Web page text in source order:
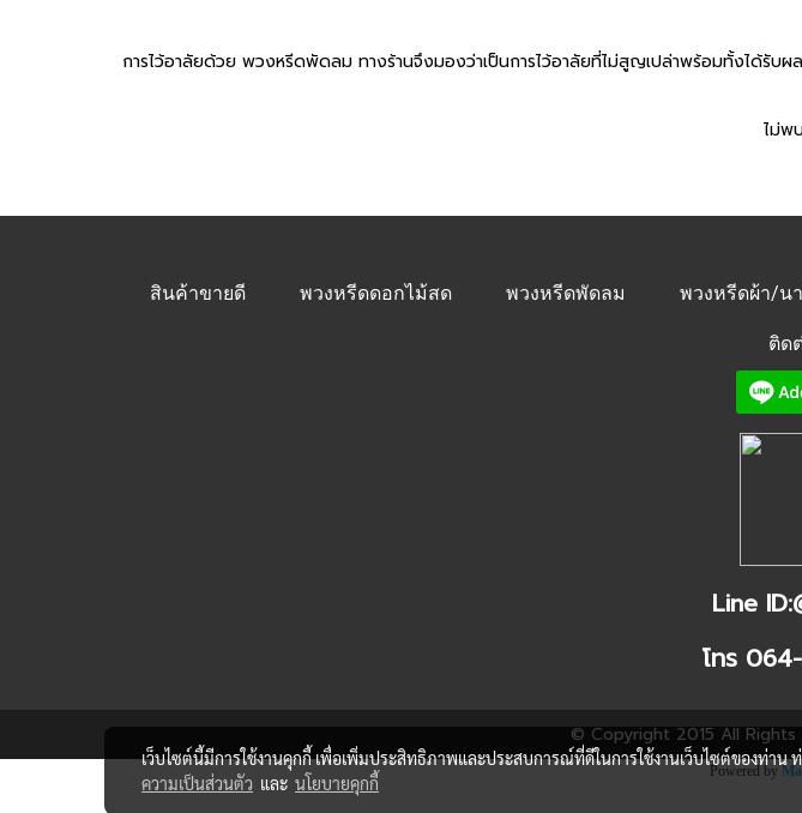
การไว้อาลัยด้วย พวงหรีดพัดลม ทางร้านจึงมองว่าเป็นการไว้อาลัยที่ไม่สูญเปล่าพร้อมทั้งได้รั
ไม่พ
สินค้าขายดี พวงหรีดดอกไม้สด พวงหรีดพัดลม พวงหรีดผ้า/น
ติด
Line
โทร
© Copyright 2015 All Rights
Powered by
เว็บไซต์นี้มีการใช้งานคุกกี้ เพื่อเพิ่มประสิทธิภาพและประสบการณ์ที่ดีในการใช้งานเว็บไซต์ของท่าน
ความเป็นส่วนตัว และ นโยบายคุกกี้